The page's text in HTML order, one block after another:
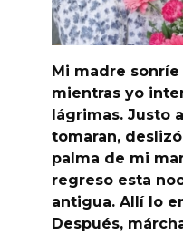
Mi madre
mientras yo
lágrimas. Justo
tomaran,
palma de mi
regreso esta
antigua. Allí lo
Después,